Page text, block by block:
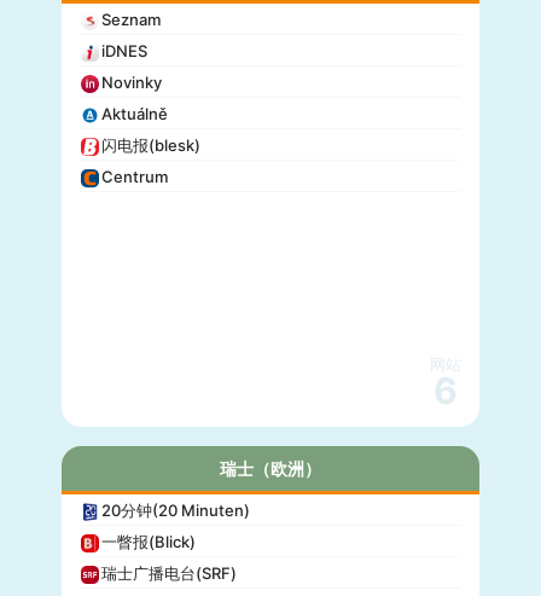
Seznam
iDNES
Novinky
Aktuálně
闪电报(blesk)
Centrum
网站
6
瑞士（欧洲）
20分钟(20 Minuten)
一瞥报(Blick)
瑞士广播电台(SRF)